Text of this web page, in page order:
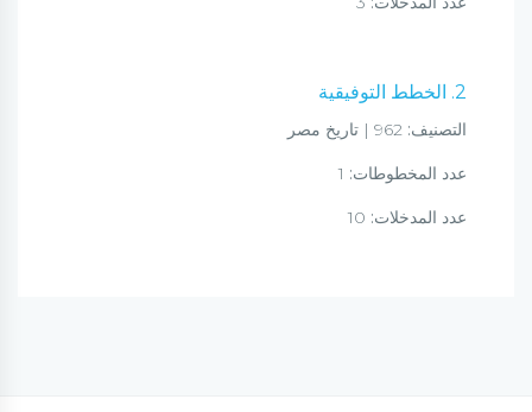
2. الخطط التوفيقية
التصنيف:
عدد المخطوطات:
عدد المدخلات: